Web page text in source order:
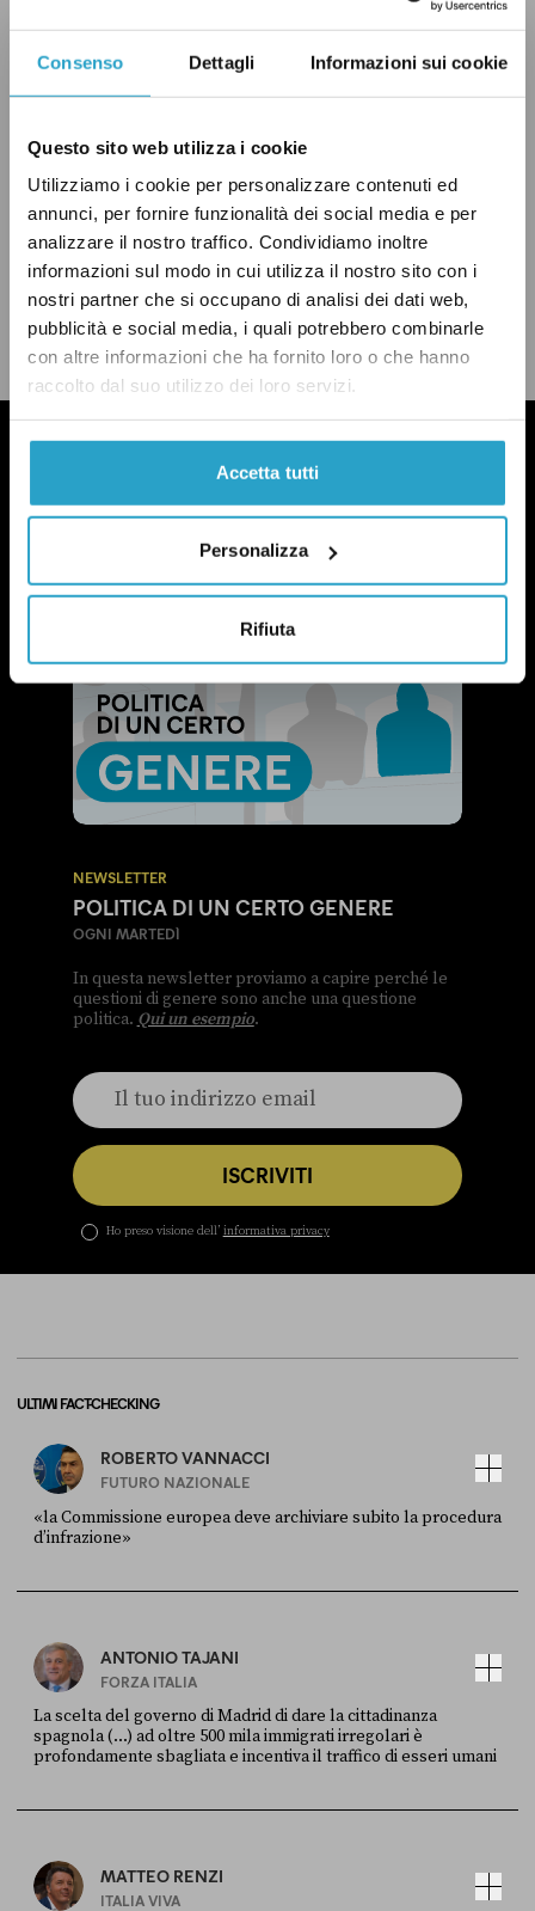
Consenso Dettagli Informazioni sui cookie
Questo sito web utilizza i cookie
Utilizziamo i cookie per personalizzare contenuti ed
annunci, per fornire funzionalità dei social media e per
analizzare il nostro traffico. Condividiamo inoltre
informazioni sul modo in cui utilizza il nostro sito con i
nostri partner che si occupano di analisi dei dati web,
pubblicità e social media, i quali potrebbero combinarle
con altre informazioni che ha fornito loro o che hanno
raccolto dal suo utilizzo dei loro servizi.
Accetta tutti
Personalizza
Rifiuta
ESTERI FRANCIA GOVERNO RENZI PD
CONDIVIDI
facebook
twitterwhatsapp
email bluesky
LEGGI LA NOSTRA POLITICA DELLE CORREZIONI
NEWSLETTER
POLITICA DI UN CERTO GENERE
OGNI MARTEDÌ
In questa newsletter proviamo a capire perché le
questioni di genere sono anche una questione
politica. Qui un esempio.
ISCRIVITI
Ho preso visione dell’ informativa privacy
ULTIMI FACT-CHECKING
ROBERTO VANNACCI
FUTURO NAZIONALE
«la Commissione europea deve archiviare subito la procedura
d’infrazione»
ANTONIO TAJANI
FORZA ITALIA
La scelta del governo di Madrid di dare la cittadinanza
spagnola (...) ad oltre 500 mila immigrati irregolari è
profondamente sbagliata e incentiva il traffico di esseri umani
MATTEO RENZI
ITALIA VIVA